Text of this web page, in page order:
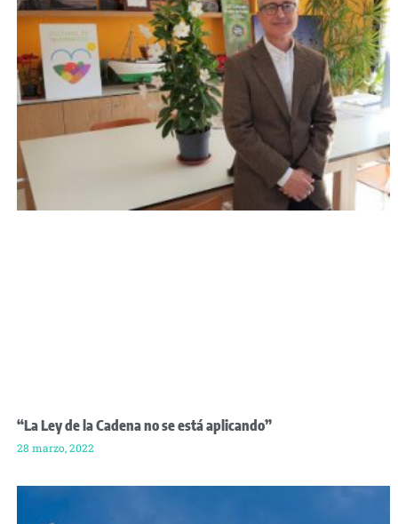
“La Ley de la Cadena no se está aplicando”
28 marzo, 2022